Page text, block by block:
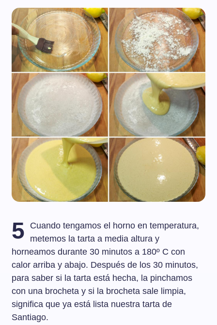
5
Cuando tengamos el horno en temperatura,
metemos la tarta a media altura y
horneamos durante 30 minutos a 180º C con
calor arriba y abajo. Después de los 30 minutos,
para saber si la tarta está hecha, la pinchamos
con una brocheta y si la brocheta sale limpia,
significa que ya está lista nuestra tarta de
Santiago.